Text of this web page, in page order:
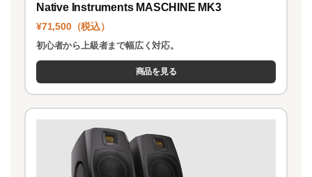
Native Instruments MASCHINE MK3
¥71,500（税込）
初心者から上級者まで幅広く対応。
商品を見る